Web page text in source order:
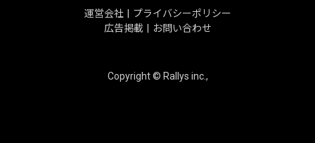
運営会社
プライバシーポリシー
広告掲載
お問い合わせ
Copyright © Rallys inc.,